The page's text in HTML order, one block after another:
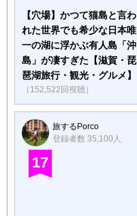
【穴場】かつて猫島と言わ
れた世界でも希少な日本唯
一の湖に浮かぶ有人島「沖
島」が凄すぎた【滋賀・琵
琶湖旅行・観光・グルメ】
（152,522回視聴）
旅するPorco
登録者数 35,100人
17